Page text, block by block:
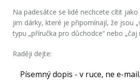
Na padesátce se lidé nechcete cítit jako
jim dárky, které je připomínají, že jsou
typu „příručka pro důchodce“ nebo „čaj
Raději dejte:
Písemný dopis - v ruce, ne e-mail.